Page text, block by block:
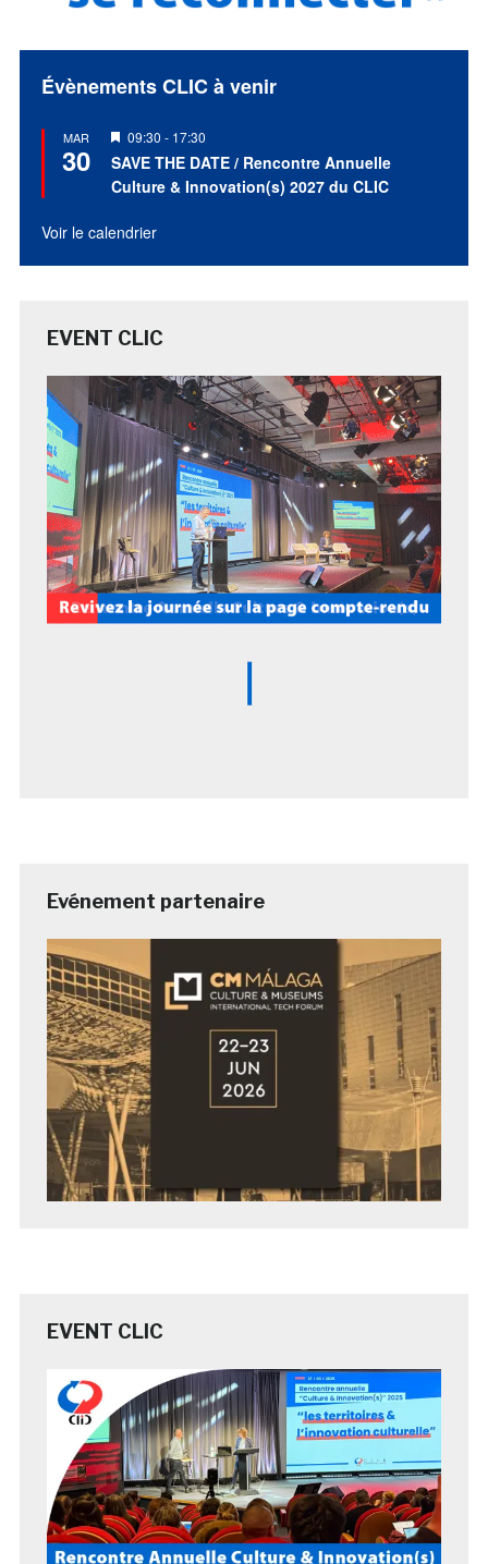
Évènements CLIC à venir
MAR
30
Mis
en
avant
09:30 - 17:30
SAVE THE DATE / Rencontre Annuelle
Culture & Innovation(s) 2027 du CLIC
Voir le calendrier
EVENT CLIC
Evénement partenaire
EVENT CLIC